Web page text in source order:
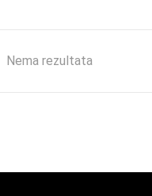
Nema rezultata